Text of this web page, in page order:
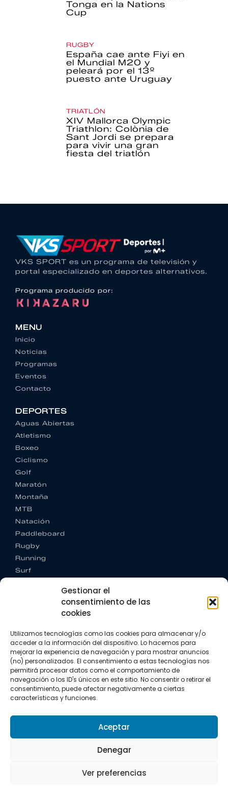
Gestionar el
consentimiento de las
cookies
Utilizamos tecnologías como las cookies para almacenar y/o
acceder a la información del dispositivo. Lo hacemos para
mejorar la experiencia de navegación y para mostrar anuncios
(no) personalizados. El consentimiento a estas tecnologías nos
permitirá procesar datos como el comportamiento de
navegación o los ID's únicos en este sitio. No consentir o retirar el
consentimiento, puede afectar negativamente a ciertas
características y funciones.
Aceptar
Denegar
Ver preferencias
Tonga en la Nations
Cup
RUGBY
España cae ante Fiyi en
el Mundial M20 y
peleará por el 13º
puesto ante Uruguay
TRIATLÓN
XIV Mallorca Olympic
Triathlon: Colònia de
Sant Jordi se prepara
para vivir una gran
fiesta del triatlón
VKS SPORT es un programa de televisión y
portal especializado en deportes alternativos.
Programa producido por:
MENU
Inicio
Noticias
Programas
Eventos
Contacto
DEPORTES
Aguas Abiertas
Atletismo
Boxeo
Ciclismo
Golf
Maratón
Montaña
MTB
Natación
Paddleboard
Rugby
Running
Surf
CONTACTO
+34 662 342 177
info@vkssport.com
SÍGUENOS
Política de privacidad
Política de cookies
Todos los derechos resevados.